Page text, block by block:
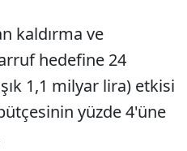
kaldırma ve
hedefine 24
1,1 milyar lira) etkisi
yüzde 4'üne